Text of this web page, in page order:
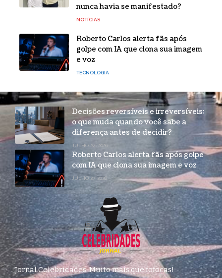
nunca havia se manifestado?
NOTÍCIAS
Roberto Carlos alerta fãs após
golpe com IA que clona sua imagem
e voz
TECNOLOGIA
Decisões reversíveis e irreversíveis:
o que muda quando você sabe a
diferença antes de decidir?
JULHO 24, 2026
Roberto Carlos alerta fãs após golpe
com IA que clona sua imagem e voz
JULHO 27, 2026
Jornal Celebridades: Muito mais que fofocas!